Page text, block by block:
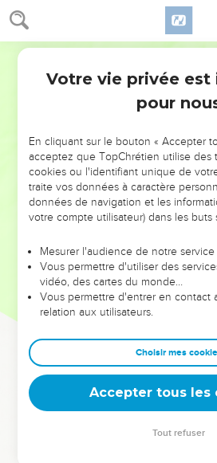
NE MANQUEZ PAS
DE
ET SI LEURS ERREURS
VOTRES ?
leur foi ou leur vision. Mais on voit
et les saisons difficiles qu'ils ont
sont elles qui les ont
Dans cette conférence, leaders,
clés pour avancer avec plus de
deviennent vos tremplins. Que vous
équipe, un groupe ou une famille,
Votre vie privée
pour
En cliquant sur le bouton « Accepter
acceptez que TopChrétien utilise des
cookies ou l'identifiant unique de
traite vos données à caractère
données de navigation et les
votre compte utilisateur) dans les buts
Mesurer l'audience de notre service
Vous permettre d'utiliser des
vidéo, des cartes du monde…
Vous permettre d'entrer en contact
relation aux utilisateurs.
Choisir mes
Accepter tous les
Tout refuser